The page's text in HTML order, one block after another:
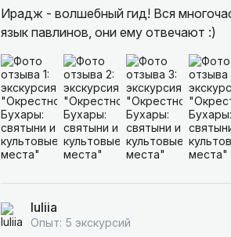
Ирадж - волшебный гид! Вся
язык павлинов, они ему отвечают :)
Iuliia
Опыт: 5 экскурсий